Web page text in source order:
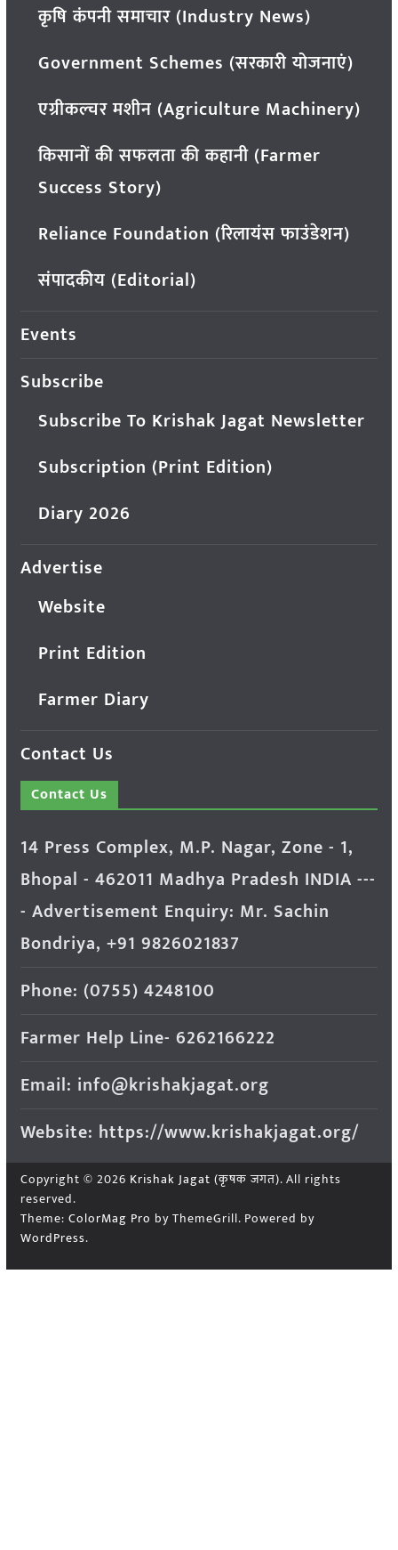
कृषि कंपनी समाचार (Industry News)
Government Schemes (सरकारी योजनाएं)
एग्रीकल्चर मशीन (Agriculture Machinery)
किसानों की सफलता की कहानी (Farmer
Success Story)
Reliance Foundation (रिलायंस फाउंडेशन)
संपादकीय (Editorial)
Events
Subscribe
Subscribe To Krishak Jagat Newsletter
Subscription (Print Edition)
Diary 2026
Advertise
Website
Print Edition
Farmer Diary
Contact Us
Contact Us
14 Press Complex, M.P. Nagar, Zone - 1,
Bhopal - 462011 Madhya Pradesh INDIA ---
- Advertisement Enquiry: Mr. Sachin
Bondriya, +91 9826021837
Phone: (0755) 4248100
Farmer Help Line- 6262166222
Email: info@krishakjagat.org
Website: https://www.krishakjagat.org/
Copyright © 2026 Krishak Jagat (कृषक जगत). All rights
reserved.
Theme: ColorMag Pro by ThemeGrill. Powered by
WordPress.